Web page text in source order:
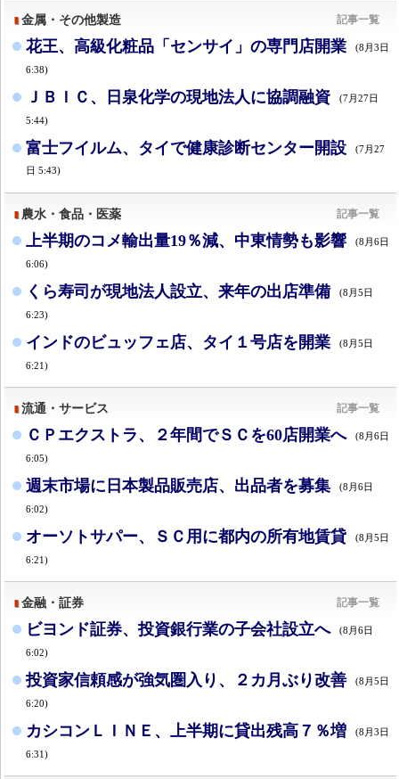
金属・その他製造 記事一覧
花王、高級化粧品「センサイ」の専門店開業 (8月3日
6:38)
ＪＢＩＣ、日泉化学の現地法人に協調融資 (7月27日
5:44)
富士フイルム、タイで健康診断センター開設
(7月27
日 5:43)
農水・食品・医薬 記事一覧
上半期のコメ輸出量19％減、中東情勢も影響 (8月6日
6:06)
くら寿司が現地法人設立、来年の出店準備 (8月5日
6:23)
インドのビュッフェ店、タイ１号店を開業 (8月5日
6:21)
流通・サービス 記事一覧
ＣＰエクストラ、２年間でＳＣを60店開業へ (8月6日
6:05)
週末市場に日本製品販売店、出品者を募集 (8月6日
6:02)
オーソトサパー、ＳＣ用に都内の所有地賃貸 (8月5日
6:21)
金融・証券 記事一覧
ビヨンド証券、投資銀行業の子会社設立へ (8月6日
6:02)
投資家信頼感が強気圏入り、２カ月ぶり改善 (8月5日
6:20)
カシコンＬＩＮＥ、上半期に貸出残高７％増 (8月3日
6:31)